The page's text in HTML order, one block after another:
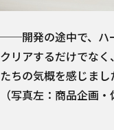
──開発の途中で、ハ
クリアするだけでな
たちの気概を感じまし
（写真左：商品企画・